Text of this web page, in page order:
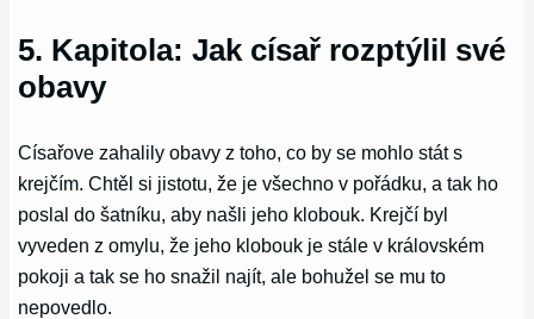
5. Kapitola: Jak císař rozptýlil své
obavy
Císařove zahalily obavy z toho, co by se mohlo stát s
krejčím. Chtěl si jistotu, že je všechno v pořádku, a tak ho
poslal do šatníku, aby našli jeho klobouk. Krejčí byl
vyveden z omylu, že jeho klobouk je stále v královském
pokoji a tak se ho snažil najít, ale bohužel se mu to
nepovedlo.